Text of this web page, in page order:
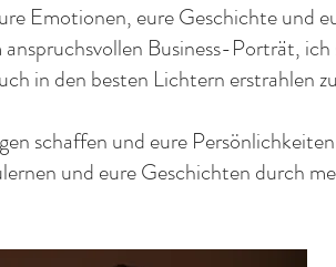
Emotionen, eure Geschichte und
Business-Porträt,
in den besten Lichtern erstrahlen
schaffen und eure
und eure Geschichten durch